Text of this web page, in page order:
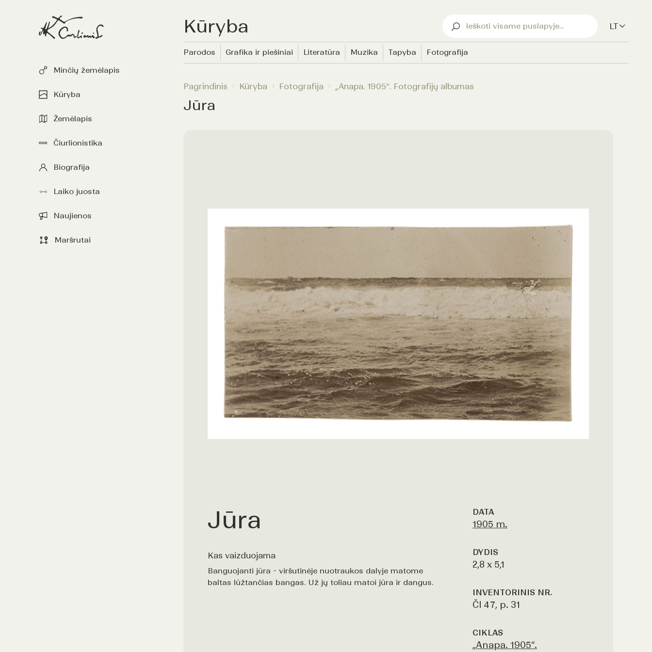
Minčių žemėlapis
Kūryba
Žemėlapis
Čiurlionistika
Biografija
Laiko juosta
Naujienos
Maršrutai
Kūryba LT
Parodos Grafika ir piešiniai Literatūra Muzika Tapyba Fotografija
Pagrindinis Kūryba Fotografija „Anapa. 1905“. Fotografijų albumas
Jūra
Jūra
Kas vaizduojama
Banguojanti jūra - viršutinėje nuotraukos dalyje matome
baltas lūžtančias bangas. Už jų toliau matoi jūra ir dangus.
DATA
1905 m.
DYDIS
2,8 x 5,1
INVENTORINIS NR.
Čl 47, p. 31
CIKLAS
„Anapa. 1905“.